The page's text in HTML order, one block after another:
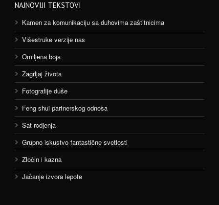
NAJNOVIJI TEKSTOVI
Kamen za komunikaciju sa duhovima zaštitnicima
Višestruke verzije nas
Omiljena boja
Zagrljaj života
Fotografije duše
Feng shui partnerskog odnosa
Sat rodjenja
Grupno iskustvo fantastične svetlosti
Zločin i kazna
Jačanje izvora lepote